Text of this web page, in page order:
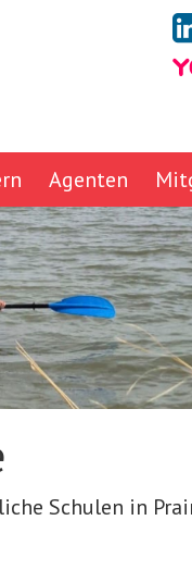
Agenten
Schulen in